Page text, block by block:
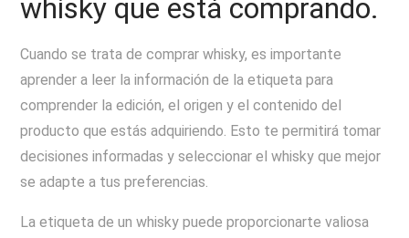
whisky que está comprando.
Cuando se trata de comprar whisky, es importante
aprender a leer la información de la etiqueta para
comprender la edición, el origen y el contenido del
producto que estás adquiriendo. Esto te permitirá tomar
decisiones informadas y seleccionar el whisky que mejor
se adapte a tus preferencias.
La etiqueta de un whisky puede proporcionarte valiosa